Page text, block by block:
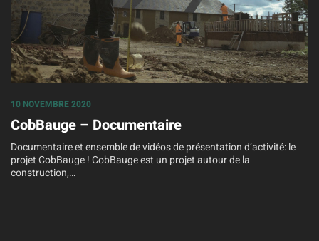
10 NOVEMBRE 2020
CobBauge – Documentaire
Documentaire et ensemble de vidéos de présentation d’activité: le
projet CobBauge ! CobBauge est un projet autour de la
construction,…